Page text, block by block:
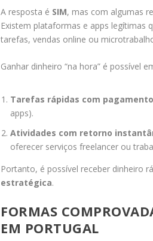
A resposta é SIM, mas com algumas
Existem plataformas e apps legítimas
tarefas, vendas online ou
Ganhar dinheiro “na hora” é possível
Tarefas rápidas com
apps).
Atividades com retorno
oferecer serviços freelancer ou
Portanto, é possível receber dinheiro
estratégica.
FORMAS
EM PORTUGAL